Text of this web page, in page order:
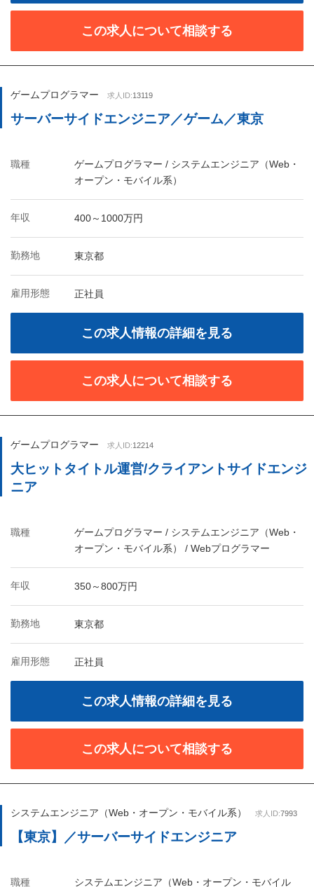
この求人について相談する
ゲームプログラマー 求人ID:13119
サーバーサイドエンジニア／ゲーム／東京
職種
ゲームプログラマー / システムエンジニア（Web・
オープン・モバイル系）
年収 400～1000万円
勤務地 東京都
雇用形態 正社員
この求人情報の詳細を見る
この求人について相談する
ゲームプログラマー 求人ID:12214
大ヒットタイトル運営/クライアントサイドエンジ
ニア
職種
ゲームプログラマー / システムエンジニア（Web・
オープン・モバイル系） / Webプログラマー
年収 350～800万円
勤務地 東京都
雇用形態 正社員
この求人情報の詳細を見る
この求人について相談する
システムエンジニア（Web・オープン・モバイル系） 求人ID:7993
【東京】／サーバーサイドエンジニア
職種 システムエンジニア（Web・オープン・モバイル